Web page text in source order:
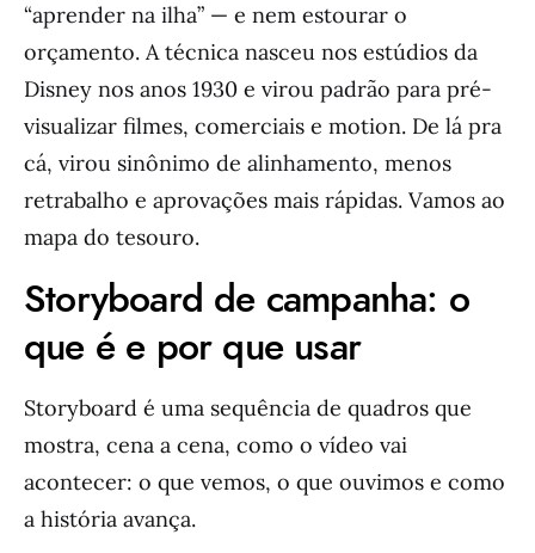
“aprender na ilha” — e nem estourar o
orçamento. A técnica nasceu nos estúdios da
Disney nos anos 1930 e virou padrão para pré-
visualizar filmes, comerciais e motion. De lá pra
cá, virou sinônimo de alinhamento, menos
retrabalho e aprovações mais rápidas. Vamos ao
mapa do tesouro.
Storyboard de campanha: o
que é e por que usar
Storyboard é uma sequência de quadros que
mostra, cena a cena, como o vídeo vai
acontecer: o que vemos, o que ouvimos e como
a história avança.